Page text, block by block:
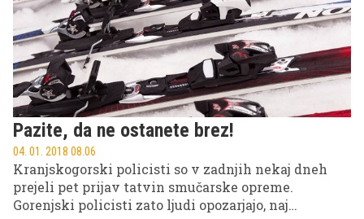
Pazite, da ne ostanete brez!
04. 01. 2018 08.06
Kranjskogorski policisti so v zadnjih nekaj dneh
prejeli pet prijav tatvin smučarske opreme.
Gorenjski policisti zato ljudi opozarjajo, naj